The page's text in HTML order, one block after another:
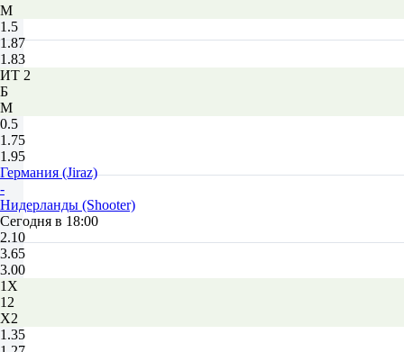
М
1.5
1.87
1.83
ИТ 2
Б
М
0.5
1.75
1.95
Германия (Jiraz)
-
Нидерланды (Shooter)
Сегодня в 18:00
2.10
3.65
3.00
1X
12
X2
1.35